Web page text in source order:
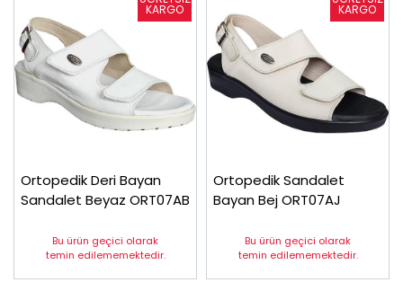
Ortopedik Deri Bayan
Sandalet Beyaz ORT07AB
Bu ürün geçici olarak
temin edilememektedir.
Ortopedik Sandalet
Bayan Bej ORT07AJ
Bu ürün geçici olarak
temin edilememektedir.